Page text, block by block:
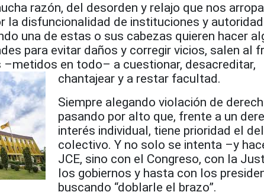
razón, del desorden y relajo que nos
la disfuncionalidad de instituciones y
una de estas o sus cabezas quieren hacer
para evitar daños y corregir vicios, salen al
en todo– a cuestionar, desacreditar,
chantajear y a restar facultad.
Siempre alegando violación de
pasando por alto que, frente a un
interés individual, tiene prioridad el del
colectivo. Y no solo se intenta –y
JCE, sino con el Congreso, con la
los gobiernos y hasta con los
buscando “doblarle el brazo”.